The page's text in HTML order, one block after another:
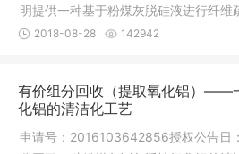
明提供一种基于粉煤灰脱硅液进行纤维
法包括：将
2018-08-28 142942
有价组分回收（提取氧化铝）——
化铝的清洁化工艺
申请号：2016103642856授权公告日